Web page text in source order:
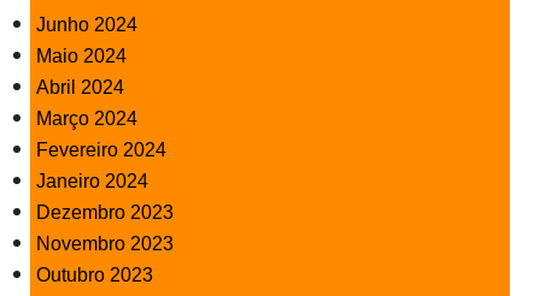
Junho 2024
Maio 2024
Abril 2024
Março 2024
Fevereiro 2024
Janeiro 2024
Dezembro 2023
Novembro 2023
Outubro 2023